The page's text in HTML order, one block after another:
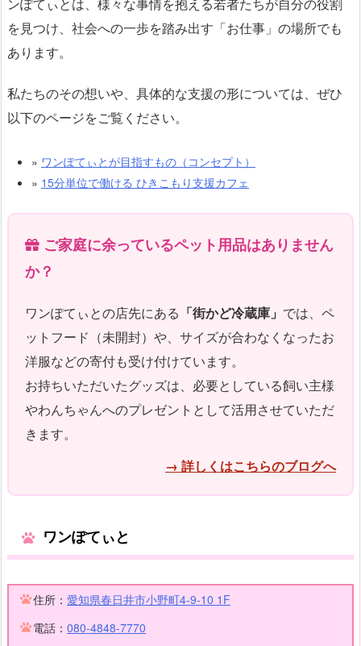
ンぽてぃとは、様々な事情を抱える若者たちが自分の役割
を見つけ、社会への一歩を踏み出す「お仕事」の場所でも
あります。
私たちのその想いや、具体的な支援の形については、ぜひ
以下のページをご覧ください。
» ワンぽてぃとが目指すもの（コンセプト）
» 15分単位で働ける ひきこもり支援カフェ
ご家庭に余っているペット用品はありません
か？
ワンぽてぃとの店先にある 「街かど冷蔵庫」 では、ペ
ットフード（未開封）や、サイズが合わなくなったお
洋服などの寄付も受け付けています。
お持ちいただいたグッズは、必要としている飼い主様
やわんちゃんへのプレゼントとして活用させていただ
きます。
→ 詳しくはこちらのブログへ
ワンぽてぃと
住所： 愛知県春日井市小野町4-9-10 1F
電話： 080-4848-7770